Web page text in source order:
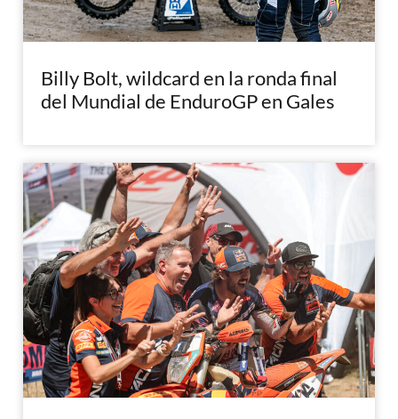
Billy Bolt, wildcard en la ronda final
del Mundial de EnduroGP en Gales